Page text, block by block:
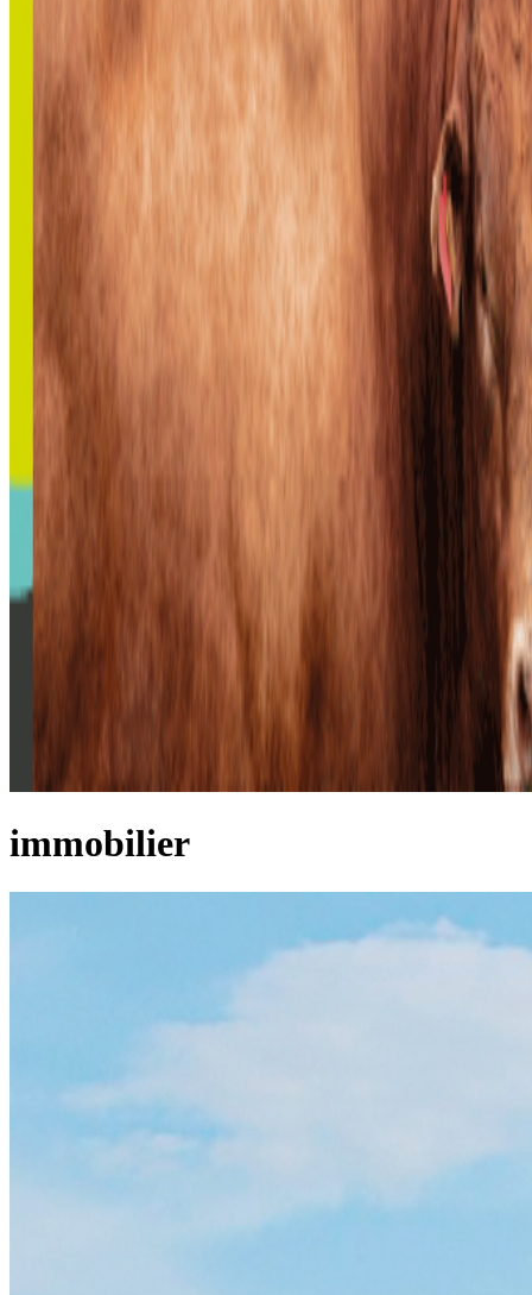
immobilier